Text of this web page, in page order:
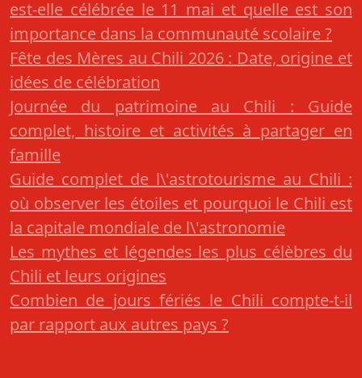
est-elle célébrée le 11 mai et quelle est son
importance dans la communauté scolaire ?
Fête des Mères au Chili 2026 : Date, origine et
idées de célébration
Journée du patrimoine au Chili : Guide
complet, histoire et activités à partager en
famille
Guide complet de l\'astrotourisme au Chili :
où observer les étoiles et pourquoi le Chili est
la capitale mondiale de l\'astronomie
Les mythes et légendes les plus célèbres du
Chili et leurs origines
Combien de jours fériés le Chili compte-t-il
par rapport aux autres pays ?